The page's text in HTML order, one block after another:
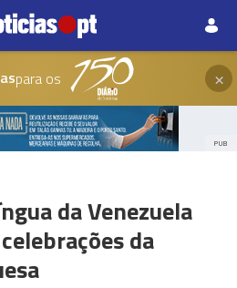
para os ×
PUB
da Venezuela
da